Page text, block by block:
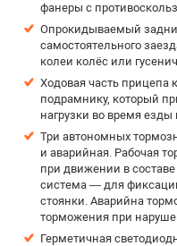
фанеры с
Опрокидываемый
самостоятельного
колеи колёс или
Ходовая часть прицепа
подрамнику, который
нагрузки во время
Три автономных
и аварийная. Рабочая
при движении в
система — для
стоянки. Аварийна
торможения при
Герметичная